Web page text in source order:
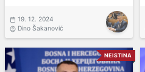
19. 12. 2024
Dino Šakanović
NEISTINA